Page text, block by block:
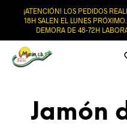
¡ATENCIÓN! LOS PEDIDOS
18H SALEN EL LUNES
DEMORA DE 48-72H
Jamón